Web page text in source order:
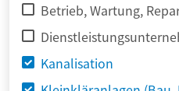
Betrieb, Wartung,
Kanalisation